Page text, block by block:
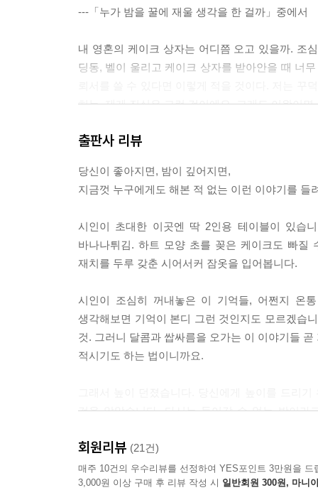
---「누가 밤을 꿀에 재울 생각을 한 걸까」중에서
내 영혼의 케이크 상자는 어디쯤 오고 있을까. 조
딩동, 벨이 울리고 케이크 상자를 받아안을 때 너
히는. 제게 진실은 그런 것이에요. 그래도 이왕이
찮다. 어떤 마음은 보내지 않음으로써 완성되기도
믿음으로 물가에 선다. 밤낮없이 톱니가 돌아가고
나는 그 과정을 ‘밤 산책’이라 부르고 싶다. 나에
자의 산책은 마음으로 하는 것이다. 낮 산책에서
것이 중요하다. 밤 산책에서는 곱씹는다. 현상을,
는 노력이고 밤 산책은 응답하려는 노력이다. 나
거. 어디가 얼마나 아픈지를 보여주는 지표. 어쨌
---「밤 산책」중에서
저의 이야기는 여기서 끝입니다.
출판사 리뷰
당신이 좋아지면, 밤이 깊어지면,
지금껏 누구에게도 해본 적 없는 이런 이야기를 들
시인이 초대한 이곳엔 딱 2인용 테이블이 있습
바나나튀김. 하트 모양 초를 꽂은 케이크도 빠질
재치를 두루 갖춘 시어서커 잠옷을 입어봅니다.
시인이 조심히 꺼내놓은 이 기억들, 어쩐지 온
생각해보면 기억이 본디 그런 것인지도 모르겠습
것. 그러니 달콤과 쌉싸름을 오가는 이 이야기들
적시기도 하는 법이니까요.
것을 알았습니다. 다시는 들어갈 수 없는 방이라
저의 이야기는 여기서 끝입니다.
그러니 이제 가세요, 당신의 기억으로.
회원리뷰 (21건)
매주 10건의 우수리뷰를 선정하여 YES포인트 3만원을 드
3,000원 이상 구매 후 리뷰 작성 시 일반회원 300원, 마니